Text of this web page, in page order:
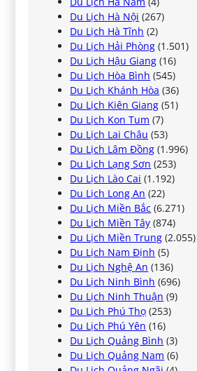
Du Lịch Hà Nội (267)
Du Lịch Hà Tĩnh (2)
Du Lịch Hải Phòng (1.501)
Du Lịch Hậu Giang (16)
Du Lịch Hòa Bình (545)
Du Lịch Khánh Hòa (36)
Du Lịch Kiên Giang (51)
Du Lịch Kon Tum (7)
Du Lịch Lai Châu (53)
Du Lịch Lâm Đồng (1.996)
Du Lịch Lạng Sơn (253)
Du Lịch Lào Cai (1.192)
Du Lịch Long An (22)
Du Lịch Miền Bắc (6.271)
Du Lịch Miền Tây (874)
Du Lịch Miền Trung (2.055)
Du Lịch Nam Định (5)
Du Lịch Nghệ An (136)
Du Lịch Ninh Bình (696)
Du Lịch Ninh Thuận (9)
Du Lịch Phú Thọ (253)
Du Lịch Phú Yên (16)
Du Lịch Quảng Bình (3)
Du Lịch Quảng Nam (6)